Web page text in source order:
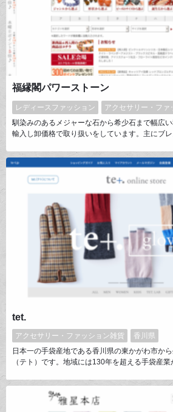
福縁閣パワーストーン
レディースファッション アクセサリー・ファ
馴染みのあるメジャーな石から希少石まで幅広
輸入し卸価格で取り扱いをしています。主にブ
セサリー制作をされる作家様も増えた事でより
いております。
tet.
アクセサリー・ファッション雑貨
香川県
日本一の手袋産地である香川県の東かがわ市か
（テト）です。地域には130年を超える手袋産
をはじめ、手にまつわるオリジナル商品を展開
を伝える活動にも取り組んでいます。